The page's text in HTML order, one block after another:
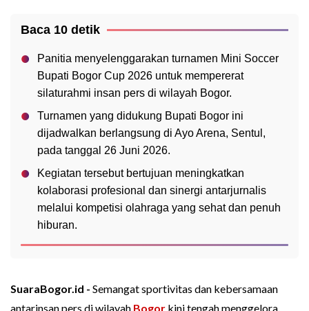
Baca 10 detik
Panitia menyelenggarakan turnamen Mini Soccer
Bupati Bogor Cup 2026 untuk mempererat
silaturahmi insan pers di wilayah Bogor.
Turnamen yang didukung Bupati Bogor ini
dijadwalkan berlangsung di Ayo Arena, Sentul,
pada tanggal 26 Juni 2026.
Kegiatan tersebut bertujuan meningkatkan
kolaborasi profesional dan sinergi antarjurnalis
melalui kompetisi olahraga yang sehat dan penuh
hiburan.
SuaraBogor.id - Semangat sportivitas dan kebersamaan
antarinsan pers di wilayah Bogor kini tengah menggelora.